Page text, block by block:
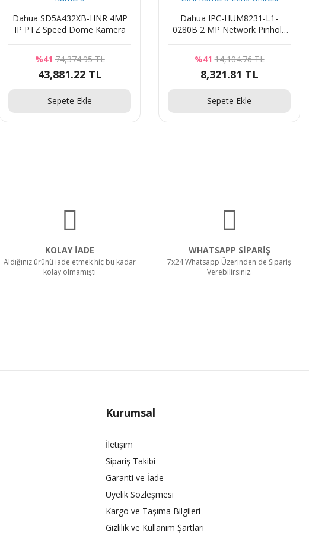
Dahua SD5A432XB-HNR 4MP
IP PTZ Speed Dome Kamera
%41 74,374.95 TL
43,881.22 TL
Sepete Ekle
Dahua IPC-HUM8231-L1-
0280B 2 MP Network Pinhole
%41 14,104.76 TL
8,321.81 TL
Sepete Ekle
KOLAY İADE
Aldığınız ürünü iade etmek hiç bu kadar
kolay olmamıştı
WHATSAPP SİPARİŞ
7x24 Whatsapp Üzerinden de Sipariş
Verebilirsiniz.
Kurumsal
İletişim
Sipariş Takibi
Garanti ve İade
Üyelik Sözleşmesi
Kargo ve Taşıma Bilgileri
Gizlilik ve Kullanım Şartları